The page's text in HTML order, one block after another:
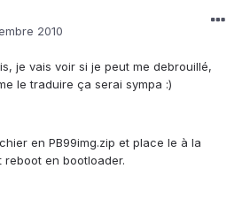
2010
je vais voir si je peut me debrouillé,
le traduire ça serai sympa :)
en PB99img.zip et place le à la
en bootloader.